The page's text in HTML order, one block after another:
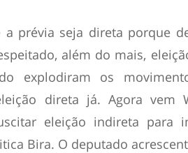
a prévia seja direta porque
além do mais,
explodiram os
direta já. Agora vem
eleição indireta para
Bira. O deputado